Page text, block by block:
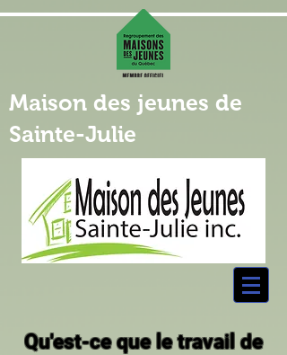
Maison des jeunes de
Sainte-Julie
Qu'est-ce que le travail de